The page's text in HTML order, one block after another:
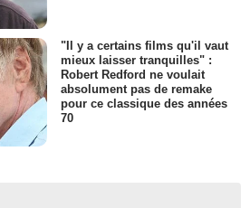
"Il y a certains films qu'il vaut
mieux laisser tranquilles" :
Robert Redford ne voulait
absolument pas de remake
pour ce classique des années
70